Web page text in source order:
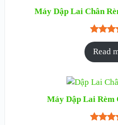
Máy Dập Lai Chân
Rated
out of 5
1
Read
Máy Dập Lai Rèm